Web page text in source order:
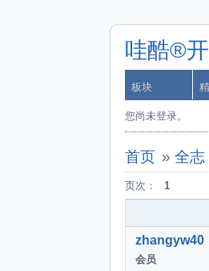
哇酷®
板块
您尚未登录。
首页 » 全志
页次： 1
zhangyw40
会员